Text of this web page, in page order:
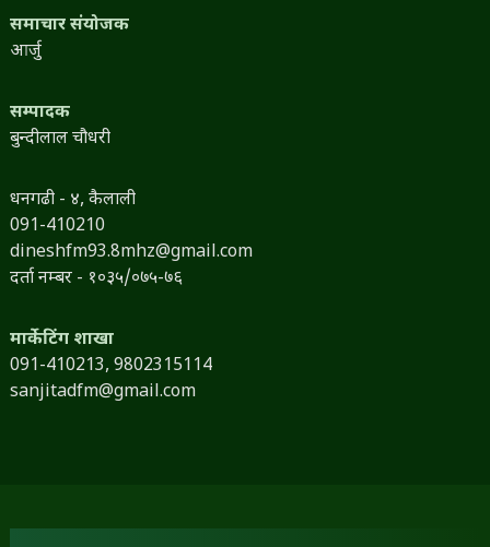
समाचार संयोजक
आर्जु
सम्पादक
बुन्दीलाल चौधरी
धनगढी - ४, कैलाली
091-410210
dineshfm93.8mhz@gmail.com
दर्ता नम्बर - १०३५/०७५-७६
मार्केटिंग शाखा
091-410213, 9802315114
sanjitadfm@gmail.com